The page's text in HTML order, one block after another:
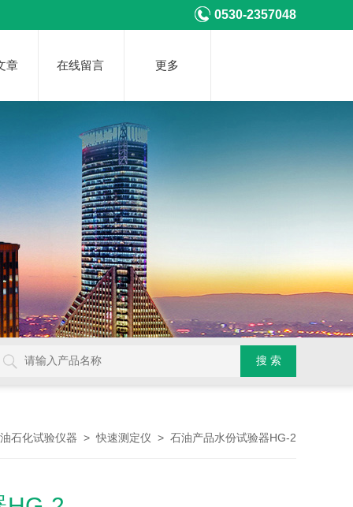
0530-2357048
章 在线留言 更多
石化试验仪器 >快速测定仪 > 石油产品水份试验器HG-2